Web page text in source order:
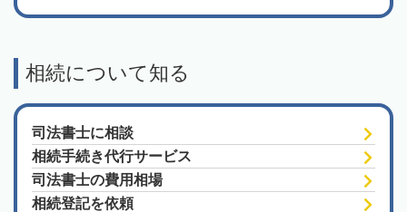
相続について知る
司法書士に相談
相続手続き代行サービス
司法書士の費用相場
相続登記を依頼